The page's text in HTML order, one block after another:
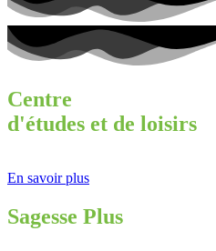
Centre
d'études et de loisirs
En savoir plus
Sagesse Plus